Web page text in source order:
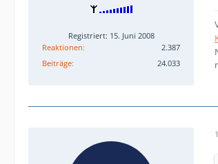
Registriert: 15. Juni 2008
Reaktionen
2.387
Beiträge
24.033